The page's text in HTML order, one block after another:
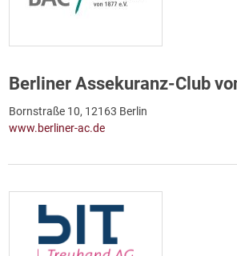
Berliner Assekuranz-Club
Bornstraße 10, 12163 Berlin
www.berliner-ac.de